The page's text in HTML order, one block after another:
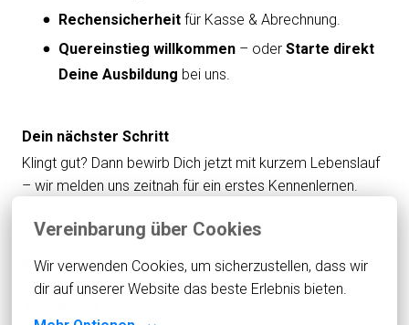
Vereinbarung über Cookies
Wir verwenden Cookies, um sicherzustellen, dass wir
dir auf unserer Website das beste Erlebnis bieten.
Rechen­sicherheit für Kasse & Abrechnung.
Quereinstieg willkommen – oder Starte direkt
Deine Ausbildung bei uns.
Dein nächster Schritt
Klingt gut? Dann bewirb Dich jetzt mit kurzem Lebenslauf
– wir melden uns zeitnah für ein erstes Kennenlernen.
Ihr Ansprechpartner:
Aramaz Digital GmbH– Ihre Experten für modernes
Recruiting